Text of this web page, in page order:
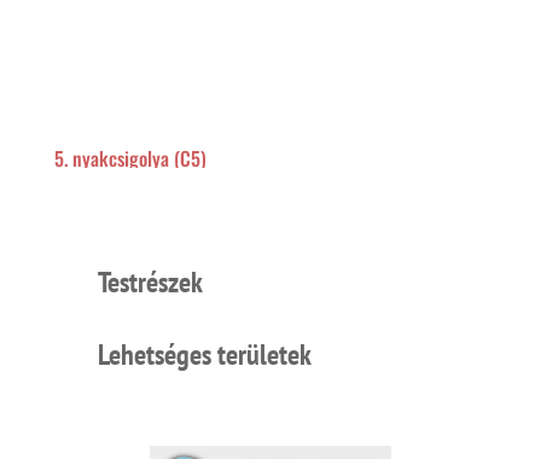
5. nyakcsigolya (C5)
Testrészek
Lehetséges területek